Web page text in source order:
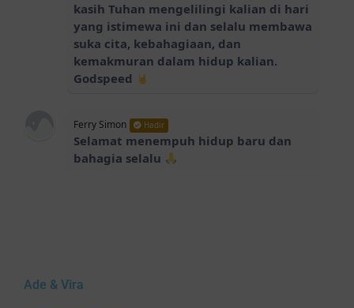
kasih Tuhan mengelilingi kalian di hari
yang istimewa ini dan selalu membawa
suka cita, kebahagiaan, dan
kemakmuran dalam hidup kalian.
Godspeed
Ferry Simon Hadir
Selamat menempuh hidup baru dan
bahagia selalu
Novi Fauziya Anak Alm Wahyu n Meisy Indu koko
Ade & Vira